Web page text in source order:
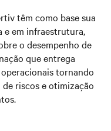
têm como base sua
e em infraestrutura,
o desempenho de
que entrega
tornando
riscos e otimização